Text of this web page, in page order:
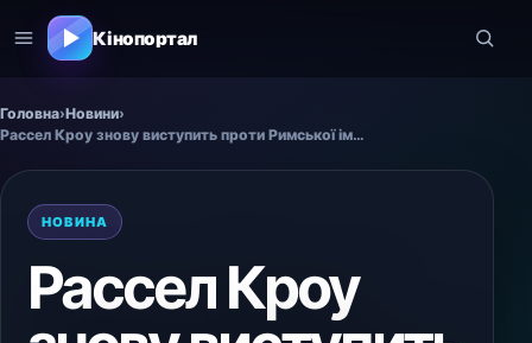
Кінопортал
Головна›Новини›
Рассел Кроу знову виступить проти Римської імперії
НОВИНА
Рассел Кроу